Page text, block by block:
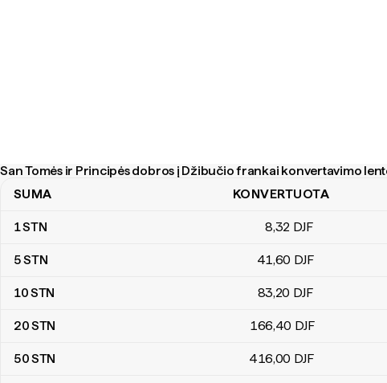
San Tomės ir Principės dobros į Džibučio frankai konvertavimo
San Tomės ir Principės dobros į Džibučio frankai konvertavimo lentelė
SUMA KONVERTUOTA
1STN 8,32 DJF
5STN 41,60 DJF
10STN 83,20 DJF
20STN 166,40 DJF
50STN 416,00 DJF